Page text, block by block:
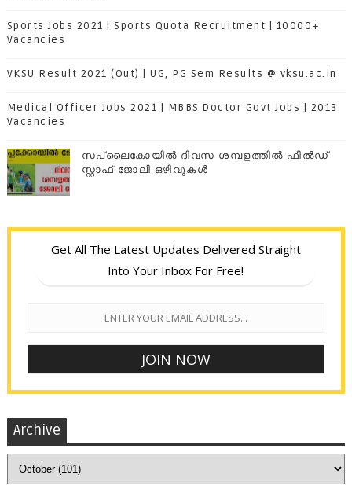
Sports Jobs 2021 | Sports Quota Recruitment | 10000+
Vacancies
VKSU Result 2021 (Out) | UG, PG Sem Results @ vksu.ac.in
Medical Officer Jobs 2021 | MBBS Doctor Govt Jobs | 2013
Vacancies
സപ്ലൈകോയില്‍ ദിവസ ശമ്പളത്തിൽ ഫീല്‍ഡ്
സ്റ്റാഫ് ജോലി ഒഴിവുകൾ
Get All The Latest Updates Delivered Straight
Into Your Inbox For Free!
Archive